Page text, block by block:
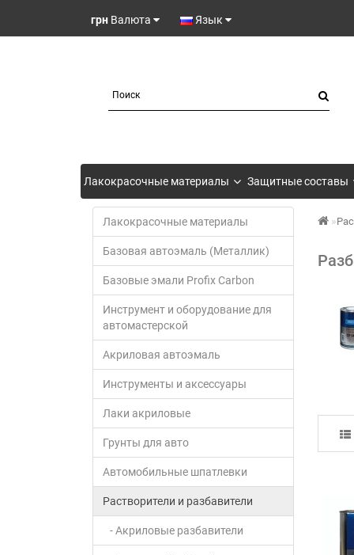
грн Валюта Язык
Лакокрасочные материалы Защитные составы
Лакокрасочные материалы
Базовая автоэмаль (Металлик)
Базовые эмали Profix Carbon
Инструмент и оборудование для
автомастерской
Акриловая автоэмаль
Инструменты и аксессуары
Лаки акриловые
Грунты для авто
Автомобильные шпатлевки
Растворители и разбавители
- Акриловые разбавители